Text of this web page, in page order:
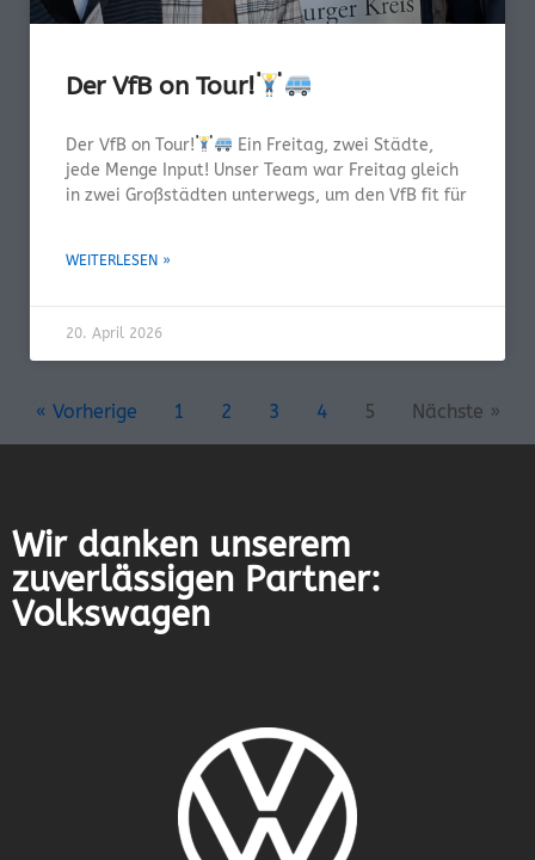
Der VfB on Tour!
Der VfB on Tour!
Ein Freitag, zwei Städte,
jede Menge Input! Unser Team war Freitag gleich
in zwei Großstädten unterwegs, um den VfB fit für
WEITERLESEN »
20. April 2026
« Vorherige 1 2 3 4 5 Nächste »
Wir danken unserem
zuverlässigen Partner:
Volkswagen